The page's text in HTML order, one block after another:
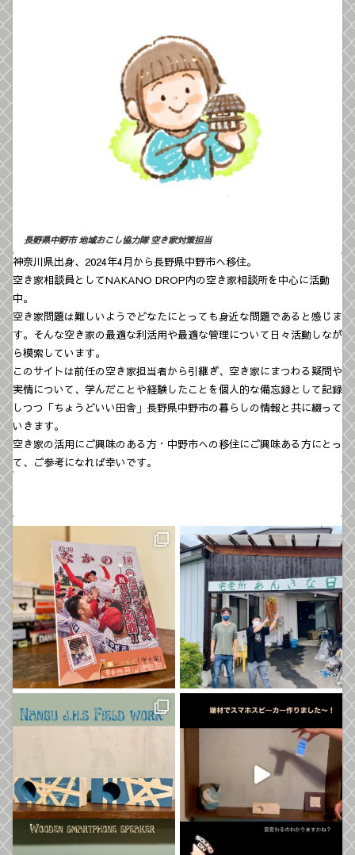
長野県中野市 地域おこし協力隊 空き家対策担当
神奈川県出身、2024年4月から長野県中野市へ移住。
空き家相談員としてNAKANO DROP内の空き家相談所を中心に活動
中。
空き家問題は難しいようでどなたにとっても身近な問題であると感じま
す。そんな空き家の最適な利活用や最適な管理について日々活動しなが
ら模索しています。
このサイトは前任の空き家担当者から引継ぎ、空き家にまつわる疑問や
実情について、学んだことや経験したことを個人的な備忘録として記録
しつつ「ちょうどいい田舎」長野県中野市の暮らしの情報と共に綴って
いきます。
空き家の活用にご興味のある方・中野市への移住にご興味ある方にとっ
て、ご参考になれば幸いです。